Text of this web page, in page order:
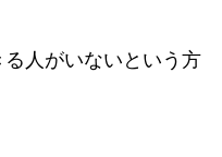
人がいないという方